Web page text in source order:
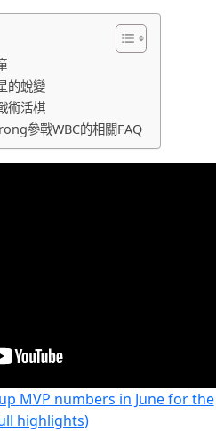
的蛻變
術活棋
參戰WBC的相關FAQ
MVP numbers in June for the
highlights)